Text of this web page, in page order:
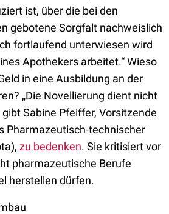
ist, über die bei den
gebotene Sorgfalt nachweislich
fortlaufend unterwiesen wird
Apothekers arbeitet.“ Wieso
in eine Ausbildung an der
„Die Novellierung dient nicht
Sabine Pfeiffer, Vorsitzende
Pharmazeutisch-technischer
zu bedenken. Sie kritisiert vor
pharmazeutische Berufe
herstellen dürfen.